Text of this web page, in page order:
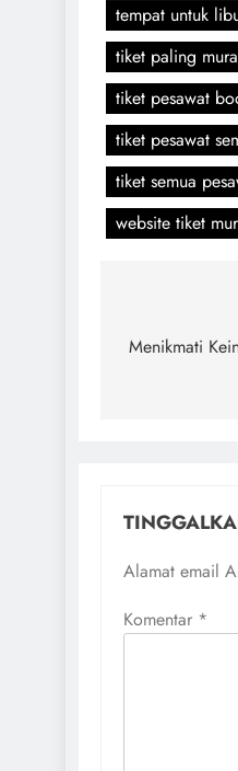
tempat untuk
tiket paling
tiket pesawat
tiket pesawat
tiket semua
website tiket
pos
Menikmati
Alamat email
Komentar *